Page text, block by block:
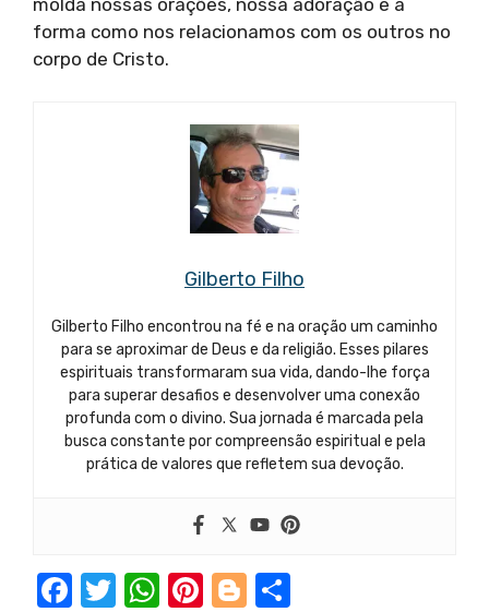
molda nossas orações, nossa adoração e a
forma como nos relacionamos com os outros no
corpo de Cristo.
Gilberto Filho
Gilberto Filho encontrou na fé e na oração um caminho
para se aproximar de Deus e da religião. Esses pilares
espirituais transformaram sua vida, dando-lhe força
para superar desafios e desenvolver uma conexão
profunda com o divino. Sua jornada é marcada pela
busca constante por compreensão espiritual e pela
prática de valores que refletem sua devoção.
F
T
W Pi Bl